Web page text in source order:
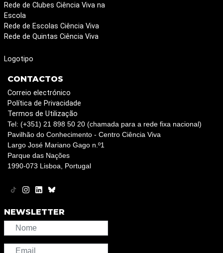
Rede de Clubes Ciência Viva na
Escola
Rede de Escolas Ciência Viva
Rede de Quintas Ciência Viva
Logotipo
CONTACTOS
Correio electrónico
Política de Privacidade
Termos de Utilização
Tel: (+351) 21 898 50 20 (chamada para a rede fixa nacional)
Pavilhão do Conhecimento - Centro Ciência Viva
Largo José Mariano Gago n.º1
Parque das Nações
1990-073 Lisboa, Portugal
NEWSLETTER